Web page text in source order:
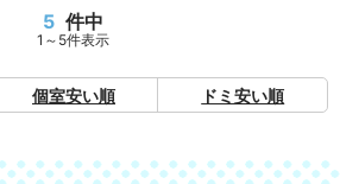
5 件中
1～5件表示
個室安い順 ドミ安い順